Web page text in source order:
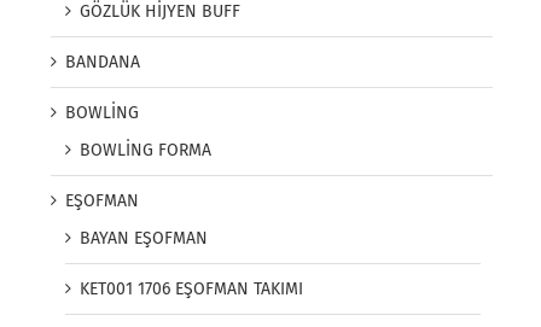
GÖZLÜK HİJYEN BUFF
BANDANA
BOWLİNG
BOWLİNG FORMA
EŞOFMAN
BAYAN EŞOFMAN
KET001 1706 EŞOFMAN TAKIMI